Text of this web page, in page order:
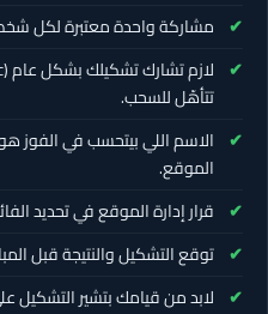
مشاركة واحدة معتبرة لكل
تتأهّل للسحب.
الاسم اللي بيتحسب في
الموقع.
قرار إدارة الموقع في تحديد
توقع التشكيل والنتيجة قبل
لابد من قيامك بتشير